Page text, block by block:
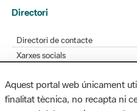
Directori
Directori de contacte
Xarxes socials
Bústia de suggeriments
Opineu sobre els parcs
Aquest portal web únicament
finalitat tècnica, no recapta ni